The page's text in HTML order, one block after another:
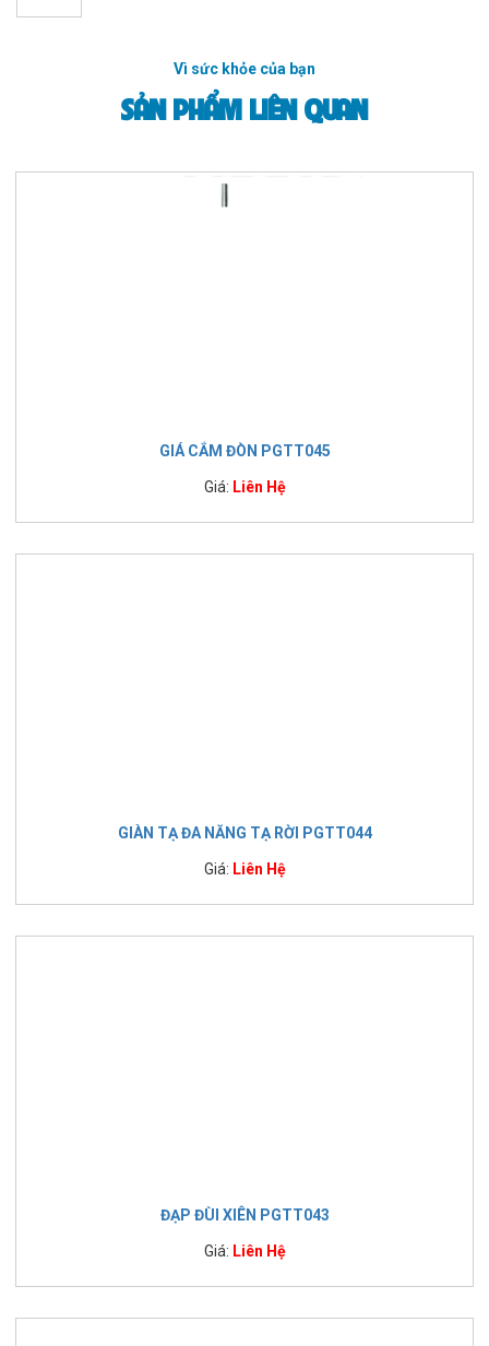
Vì sức khỏe của bạn
SẢN PHẨM LIÊN QUAN
GIÁ CẮM ĐÒN PGTT045
Giá: Liên Hệ
GIÀN TẠ ĐA NĂNG TẠ RỜI PGTT044
Giá: Liên Hệ
ĐẠP ĐÙI XIÊN PGTT043
Giá: Liên Hệ